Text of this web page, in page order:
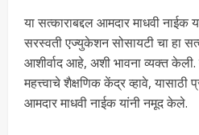
या सत्काराबद्दल आमदार माधवी
सरस्वती एज्युकेशन सोसायटी चा हा
आशीर्वाद आहे, अशी भावना व्यक्त
महत्त्वाचे शैक्षणिक केंद्र व्हावे,
आमदार माधवी नाईक यांनी नमूद केले.